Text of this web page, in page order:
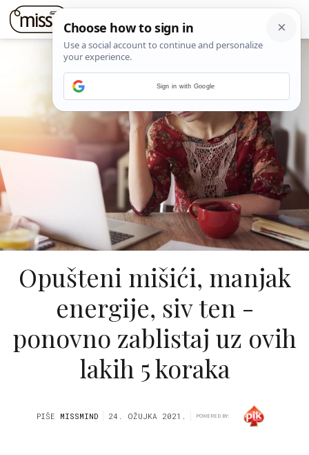
Opušteni mišići, manjak
energije, siv ten -
ponovno zablistaj uz ovih
lakih 5 koraka
PIŠE MISSMIND 24. OŽUJKA 2021. POWERED BY:
Sign in with Google